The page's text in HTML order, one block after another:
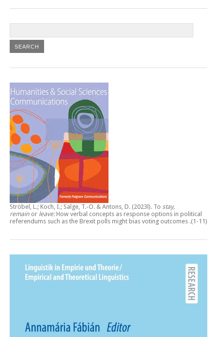
Ströbel, L.; Koch, I.; Salge, T.-O. & Antons, D. (2023l). To stay,
remain or leave:How verbal concepts as response options in political
referendums such as the Brexit polls might bias voting outcomes .(1-11)